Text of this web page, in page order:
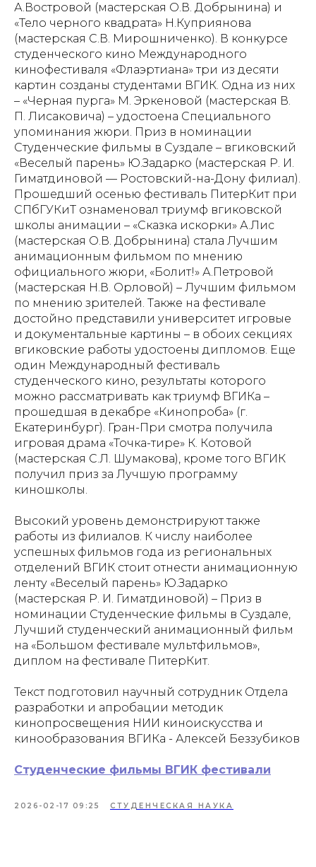
А.Востровой (мастерская О.В. Добрынина) и
«Тело черного квадрата» Н.Куприянова
(мастерская С.В. Мирошниченко). В конкурсе
студенческого кино Международного
кинофестиваля «Флаэртиана» три из десяти
картин созданы студентами ВГИК. Одна из них
– «Черная пурга» М. Эркеновой (мастерская В.
П. Лисаковича) – удостоена Специального
упоминания жюри. Приз в номинации
Студенческие фильмы в Суздале – вгиковский
«Веселый парень» Ю.Задарко (мастерская Р. И.
Гиматдиновой — Ростовский-на-Дону филиал).
Прошедший осенью фестиваль ПитерКит при
СПбГУКиТ ознаменовал триумф вгиковской
школы анимации – «Сказка искорки» А.Лис
(мастерская О.В. Добрынина) стала Лучшим
анимационным фильмом по мнению
официального жюри, «Болит!» А.Петровой
(мастерская Н.В. Орловой) – Лучшим фильмом
по мнению зрителей. Также на фестивале
достойно представили университет игровые
и документальные картины – в обоих секциях
вгиковские работы удостоены дипломов. Еще
один Международный фестиваль
студенческого кино, результаты которого
можно рассматривать как триумф ВГИКа –
прошедшая в декабре «Кинопроба» (г.
Екатеринбург). Гран-При смотра получила
игровая драма «Точка-тире» К. Котовой
(мастерская С.Л. Шумакова), кроме того ВГИК
получил приз за Лучшую программу
киношколы.
Высокий уровень демонстрируют также
работы из филиалов. К числу наиболее
успешных фильмов года из региональных
отделений ВГИК стоит отнести анимационную
ленту «Веселый парень» Ю.Задарко
(мастерская Р. И. Гиматдиновой) – Приз в
номинации Студенческие фильмы в Суздале,
Лучший студенческий анимационный фильм
на «Большом фестивале мультфильмов»,
диплом на фестивале ПитерКит.
Текст подготовил научный сотрудник Отдела
разработки и апробации методик
кинопросвещения НИИ киноискусства и
кинообразования ВГИКа - Алексей Беззубиков
Студенческие фильмы ВГИК фестивали
2026-02-17 09:25 СТУДЕНЧЕСКАЯ НАУКА